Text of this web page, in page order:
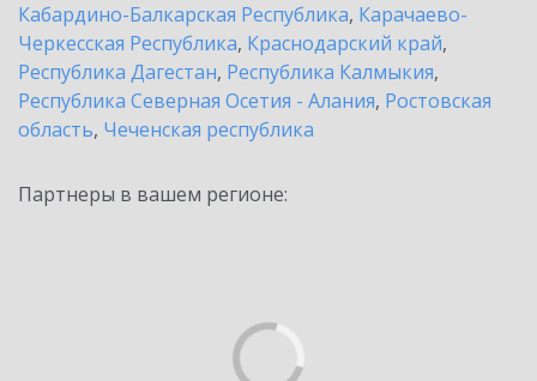
Кабардино-Балкарская Республика, Карачаево-
Черкесская Республика, Краснодарский край,
Республика Дагестан, Республика Калмыкия,
Республика Северная Осетия - Алания, Ростовская
область, Чеченская республика
Партнеры в вашем регионе: